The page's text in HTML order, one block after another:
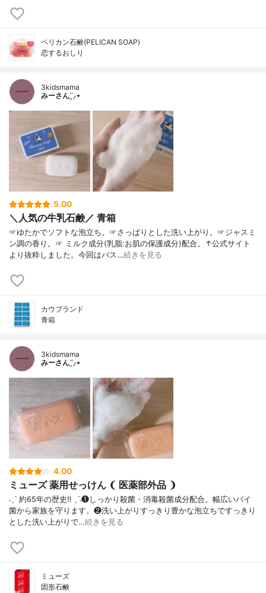
ペリカン石鹸(PELICAN SOAP)
恋するおしり
3kidsmama
みーさん¨̮⸝⋆
5.00
＼人気の牛乳石鹸／ 青箱
☞ゆたかでソフトな泡立ち。☞さっぱりとした洗い上がり。☞ジャスミ
ン調の香り。☞ ミルク成分(乳脂:お肌の保護成分)配合。↑公式サイト
より抜粋しました。今回はバス…続きを見る
カウブランド
青箱
3kidsmama
みーさん¨̮⸝⋆
4.00
ミューズ 薬用せっけん ❨ 医薬部外品 ❩
˗ˏˋ 約65年の歴史‼︎ ˎˊ˗❶しっかり殺菌・消毒殺菌成分配合。幅広いバイ
菌から家族を守ります。❷洗い上がりすっきり豊かな泡立ちですっきり
とした洗い上がりで…続きを見る
ミューズ
固形石鹸